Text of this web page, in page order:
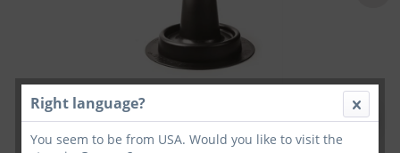
Right language?
You seem to be from USA. Would you like to visit the